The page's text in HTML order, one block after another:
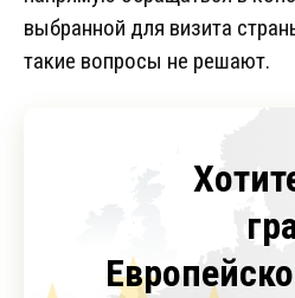
выбранной для визита
такие вопросы не решают.